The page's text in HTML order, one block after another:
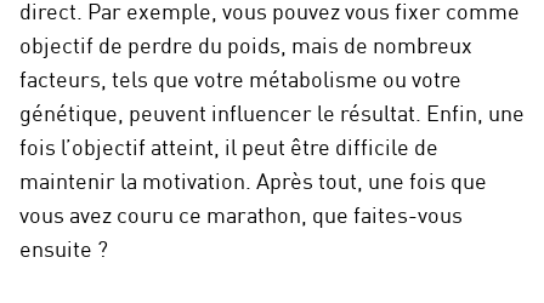
direct. Par exemple, vous pouvez vous fixer comme
objectif de perdre du poids, mais de nombreux
facteurs, tels que votre métabolisme ou votre
génétique, peuvent influencer le résultat. Enfin, une
fois l’objectif atteint, il peut être difficile de
maintenir la motivation. Après tout, une fois que
vous avez couru ce marathon, que faites-vous
ensuite ?